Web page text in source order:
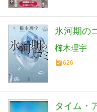
氷河期の
櫛木理宇
626
タイム・